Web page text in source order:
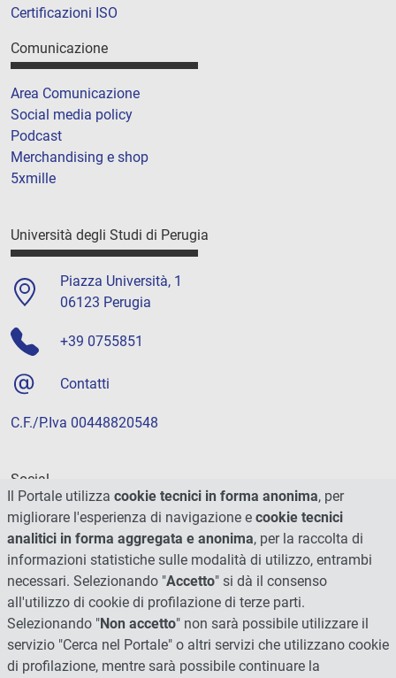
Certificazioni ISO
Comunicazione
Area Comunicazione
Social media policy
Podcast
Merchandising e shop
5xmille
Università degli Studi di Perugia
Piazza Università, 1
06123 Perugia
+39 0755851
Contatti
C.F./P.Iva 00448820548
Social
Il Portale utilizza cookie tecnici in forma anonima, per
migliorare l'esperienza di navigazione e cookie tecnici
analitici in forma aggregata e anonima, per la raccolta di
informazioni statistiche sulle modalità di utilizzo, entrambi
necessari. Selezionando "Accetto" si dà il consenso
all'utilizzo di cookie di profilazione di terze parti.
Selezionando "Non accetto" non sarà possibile utilizzare il
servizio "Cerca nel Portale" o altri servizi che utilizzano cookie
di profilazione, mentre sarà possibile continuare la